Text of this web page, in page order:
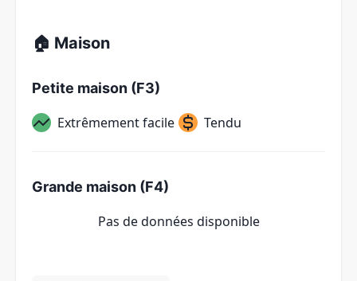
🏠 Maison
Petite maison (F3)
Extrêmement facile Tendu
Grande maison (F4)
Pas de données disponible